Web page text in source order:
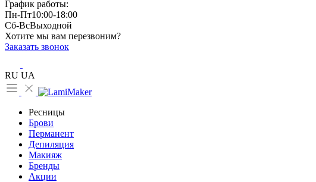
График работы:
Пн-Пт10:00-18:00
Сб-ВсВыходной
Хотите мы вам перезвоним?
Заказать звонок
RU UA
Ресницы
Брови
Перманент
Депиляция
Макияж
Бренды
Акции